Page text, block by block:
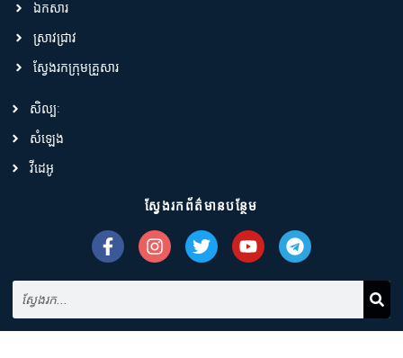
ឯកសារ
ស្រាវជ្រាវ
ស្វែងរកក្រុមគ្រួសារ
សិល្បៈ
សំឡេង
វីដេអូ
ស្វែងរកព័ត៌មានបន្ថែម